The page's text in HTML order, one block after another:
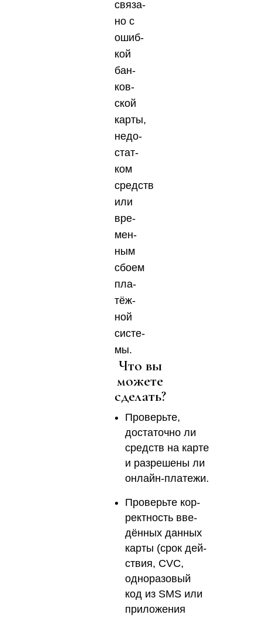
свя­за­
но с
ошиб­
кой
бан­
ков­
ской
кар­ты,
недо­
стат­
ком
средств
или
вре­
мен­
ным
сбо­ем
пла­
тёж­
ной
систе­
мы.
Что вы
можете
сделать?
Про­верь­те,
доста­точ­но ли
средств на кар­те
и раз­ре­ше­ны ли
онлайн‑платежи.
​Про­верь­те кор­
рект­ность вве­
дён­ных дан­ных
кар­ты (срок дей­
ствия, CVC,
одно­ра­зо­вый
код из SMS или
при­ло­же­ния